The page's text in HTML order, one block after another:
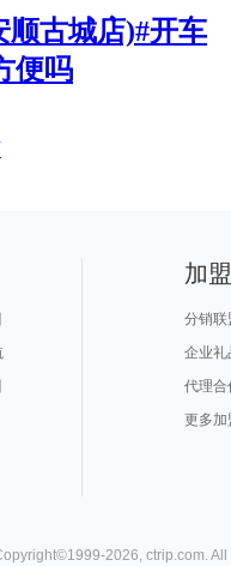
顺古城店)#开车
便吗
加
分销联
企业礼
代理合
更多加
1999-2026, ctrip.com.